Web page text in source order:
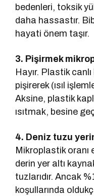
bedenleri, toksik
daha hassastır.
hayati önem taşır.
3. Pişirmek
Hayır. Plastik
pişirerek (ısıl
Aksine, plastik
ısıtmak, besine
4. Deniz tuzu
Mikroplastik oranı
derin yer altı
tuzlarıdır. Ancak
koşullarında